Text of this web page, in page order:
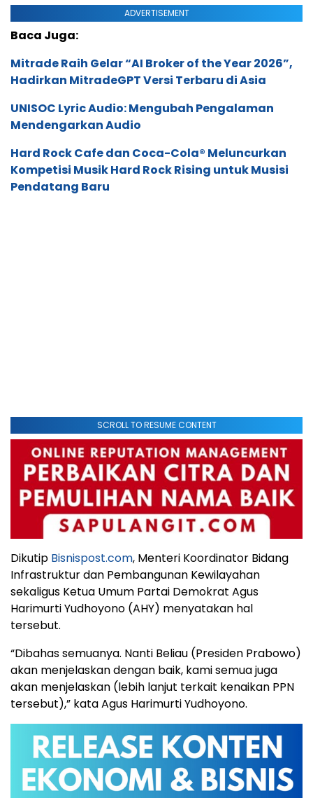
ADVERTISEMENT
Baca Juga:
Mitrade Raih Gelar “AI Broker of the Year 2026”,
Hadirkan MitradeGPT Versi Terbaru di Asia
UNISOC Lyric Audio: Mengubah Pengalaman
Mendengarkan Audio
Hard Rock Cafe dan Coca-Cola® Meluncurkan
Kompetisi Musik Hard Rock Rising untuk Musisi
Pendatang Baru
SCROLL TO RESUME CONTENT
Dikutip Bisnispost.com, Menteri Koordinator Bidang
Infrastruktur dan Pembangunan Kewilayahan
sekaligus Ketua Umum Partai Demokrat Agus
Harimurti Yudhoyono (AHY) menyatakan hal
tersebut.
“Dibahas semuanya. Nanti Beliau (Presiden Prabowo)
akan menjelaskan dengan baik, kami semua juga
akan menjelaskan (lebih lanjut terkait kenaikan PPN
tersebut),” kata Agus Harimurti Yudhoyono.